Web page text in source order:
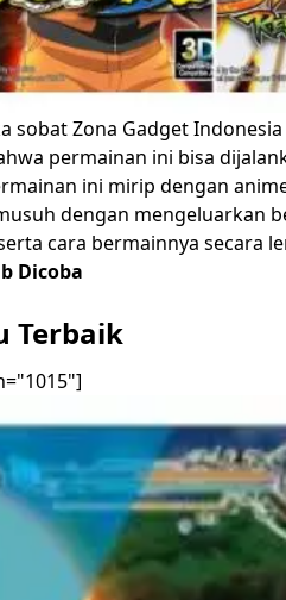
sobat Zona Gadget
permainan ini bisa
ini mirip dengan
dengan mengeluarkan
cara bermainnya secara
Dicoba
Terbaik